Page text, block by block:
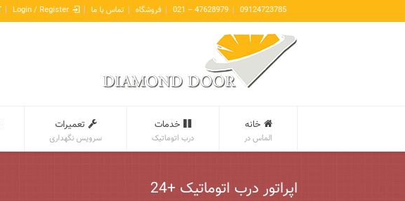
09124723785
47628979 – 021 فروشگاه تماس با ما Login / Register
خانه
الماس در
خدمات
درب اتوماتیک
تعمیرات
سرویس نگهداری
اپراتور درب اتوماتیک +24